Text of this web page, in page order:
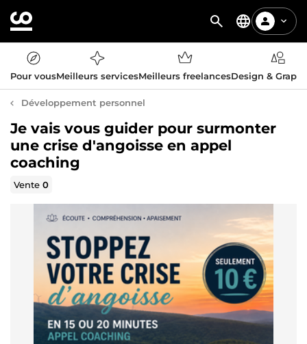
Pour vousMeilleurs servicesMeilleurs freelancesDesign &
Développement personnel
Je vais vous guider pour surmonter
une crise d'angoisse en appel
coaching
Vente0